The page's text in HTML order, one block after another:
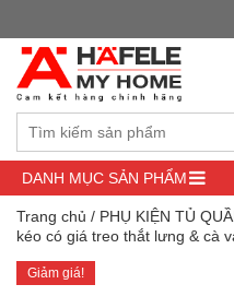
DANH MỤC SẢN PHẨM
Trang chủ / PHỤ KIỆN TỦ
kéo có giá treo thắt lưng & cà
Giảm giá!
Đây là cửa hàng demo nhằm
sẽ không có